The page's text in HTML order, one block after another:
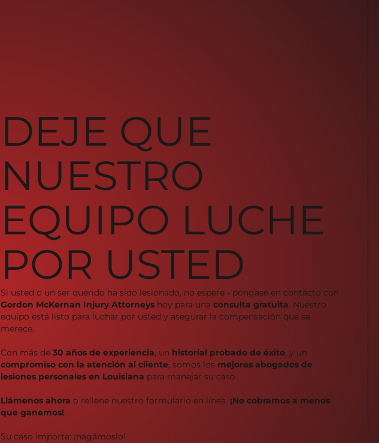
DEJE QUE
NUESTRO
EQUIPO LUCHE
POR USTED
Si usted o un ser querido ha sido lesionado, no espere - póngase en contacto con
Gordon McKernan Injury Attorneys hoy para una consulta gratuita. Nuestro
equipo está listo para luchar por usted y asegurar la compensación que se
merece.
Con más de 30 años de experiencia, un historial probado de éxito, y un
compromiso con la atención al cliente, somos los mejores abogados de
lesiones personales en Louisiana para manejar su caso.
Llámenos ahora o rellene nuestro formulario en línea. ¡No cobramos a menos
que ganemos!
Su caso importa: ¡hagámoslo!